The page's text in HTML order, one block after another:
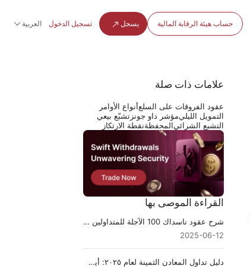
حساب هيئة الرقابة المالية يسجل تسجيل الدخول العربية
علامات ذات صلة
عقود الفروقات على السلعأنواع الأوامر
التمويل الليليمؤشر داو جونز تشبّع بيعي
التشبع الشرائيالمحفظةنقطة الارتكاز
القراءة الموصى بها
شرح عقود ناسداك 100 الآجلة للمتداولين الجدد
2025-06-12
دليل تداول المعادن الثمينة لعام ٢٠٢٥: أين وكيف تتداول